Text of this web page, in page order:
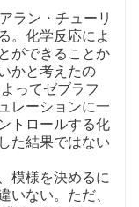
ラン・チューリ
。化学反応によ
ができることか
かと考えたの
ってゼブラフ
レーションに一
トロールする化
た結果ではない
模様を決めるに
ない。ただ、